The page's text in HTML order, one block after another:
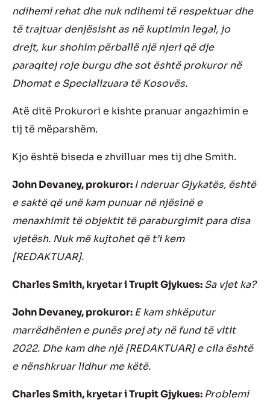
ndihemi rehat dhe nuk ndihemi të respektuar dhe
të trajtuar denjësisht as në kuptimin legal, jo
drejt, kur shohim përballë një njeri që dje
paraqitej roje burgu dhe sot është prokuror në
Dhomat e Specializuara të Kosovës.
Atë ditë Prokurori e kishte pranuar angazhimin e
tij të mëparshëm.
Kjo është biseda e zhvilluar mes tij dhe Smith.
John Devaney, prokuror:I nderuar Gjykatës, është
e saktë që unë kam punuar në njësinë e
menaxhimit të objektit të paraburgimit para disa
vjetësh. Nuk më kujtohet që t’i kem
[REDAKTUAR].
Charles Smith, kryetar i Trupit Gjykues:Sa vjet ka?
John Devaney, prokuror:E kam shkëputur
marrëdhënien e punës prej aty në fund të vitit
2022. Dhe kam dhe një [REDAKTUAR] e cila është
e nënshkruar lidhur me këtë.
Charles Smith, kryetar i Trupit Gjykues:Problemi